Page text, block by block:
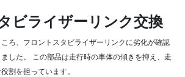
ビライザーリンク交換
ろ、フロントスタビライザーリンクに劣化が確認
した。
この部品は走行時の車体の傾きを抑え、走
割を担っています。